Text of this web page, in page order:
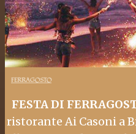
FERRAGOSTO
FESTA DI
ristorante Ai Casoni a